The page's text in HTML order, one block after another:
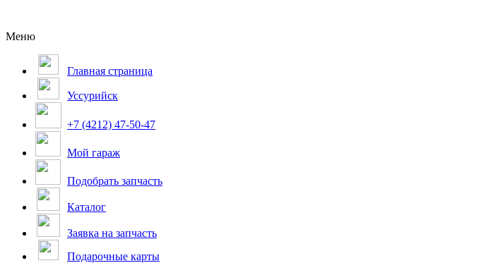
Меню
Главная страница
Уссурийск
+7 (4212) 47-50-47
Мой гараж
Подобрать запчасть
Каталог
Заявка на запчасть
Подарочные карты